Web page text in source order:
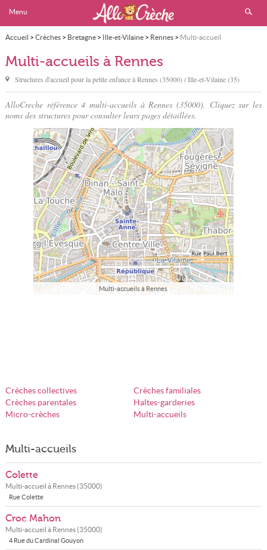
Menu
Accueil > Crèches> Bretagne> Ille-et-Vilaine> Rennes> Multi-accueil
Multi-accueils à Rennes
Structures d'accueil pour la petite enfance àRennes (35000) / Ille-et-Vilaine (35)
AlloCreche référence 4 multi-accueils à Rennes (35000). Cliquez sur les
noms des structures pour consulter leurs pages détaillées.
Multi-accueils à Rennes
Crèches collectives
Crèches familiales
Crèches parentales
Haltes-garderies
Micro-crèches
Multi-accueils
Multi-accueils
Colette
Multi-accueil à Rennes(35000)
Rue Colette
Croc Mahon
Multi-accueil à Rennes(35000)
4 Rue du Cardinal Gouyon